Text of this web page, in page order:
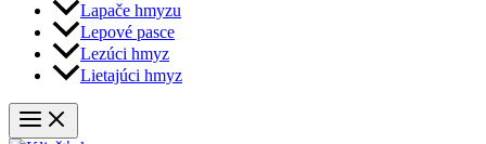
Lapače hmyzu
Lepové pasce
Lezúci hmyz
Lietajúci hmyz